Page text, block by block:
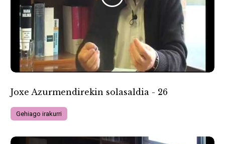
Joxe Azurmendirekin solasaldia - 26
Gehiago irakurri